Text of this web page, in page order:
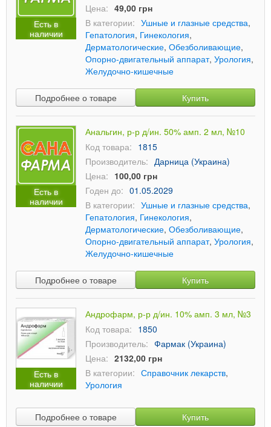
Есть в
наличии
Цена: 49,00 грн
В категории: Ушные и глазные средства,
Гепатология, Гинекология,
Дерматологические, Обезболивающие,
Опорно-двигательный аппарат, Урология,
Желудочно-кишечные
Подробнее о товаре Купить
Есть в
наличии
Анальгин, р-р д/ин. 50% амп. 2 мл, №10
Код товара: 1815
Производитель: Дарница (Украина)
Цена: 100,00 грн
Годен до: 01.05.2029
В категории: Ушные и глазные средства,
Гепатология, Гинекология,
Дерматологические, Обезболивающие,
Опорно-двигательный аппарат, Урология,
Желудочно-кишечные
Подробнее о товаре Купить
Есть в
наличии
Андрофарм, р-р д/ин. 10% амп. 3 мл, №3
Код товара: 1850
Производитель: Фармак (Украина)
Цена: 2132,00 грн
В категории: Справочник лекарств,
Урология
Подробнее о товаре Купить